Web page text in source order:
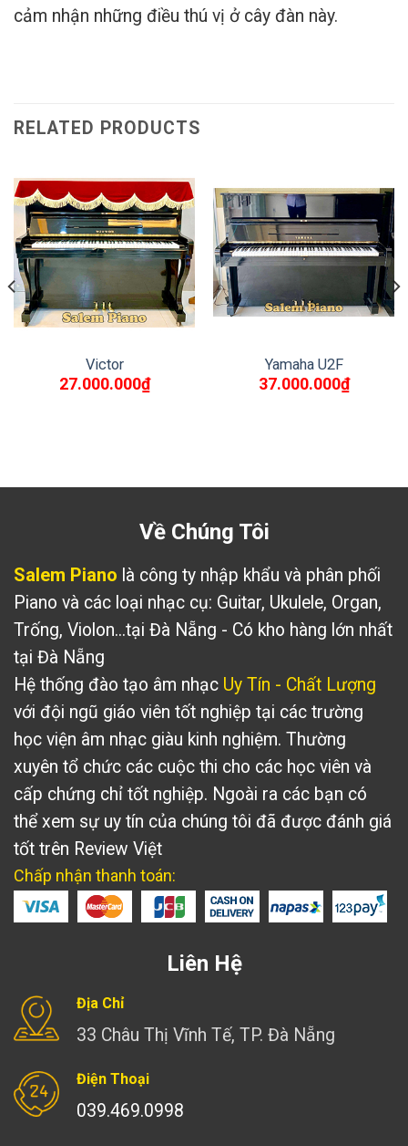
cảm nhận những điều thú vị ở cây đàn này.
RELATED PRODUCTS
Victor
27.000.000₫
Yamaha U2F
37.000.000₫
Về Chúng Tôi
Salem Piano là công ty nhập khẩu và phân phối
Piano và các loại nhạc cụ: Guitar, Ukulele, Organ,
Trống, Violon...tại Đà Nẵng - Có kho hàng lớn nhất
tại Đà Nẵng
Hệ thống đào tạo âm nhạc Uy Tín - Chất Lượng
với đội ngũ giáo viên tốt nghiệp tại các trường
học viện âm nhạc giàu kinh nghiệm. Thường
xuyên tổ chức các cuộc thi cho các học viên và
cấp chứng chỉ tốt nghiệp. Ngoài ra các bạn có
thể xem sự uy tín của chúng tôi đã được đánh giá
tốt trên Review Việt
Chấp nhận thanh toán:
Liên Hệ
Địa Chỉ
33 Châu Thị Vĩnh Tế, TP. Đà Nẵng
Điện Thoại
039.469.0998